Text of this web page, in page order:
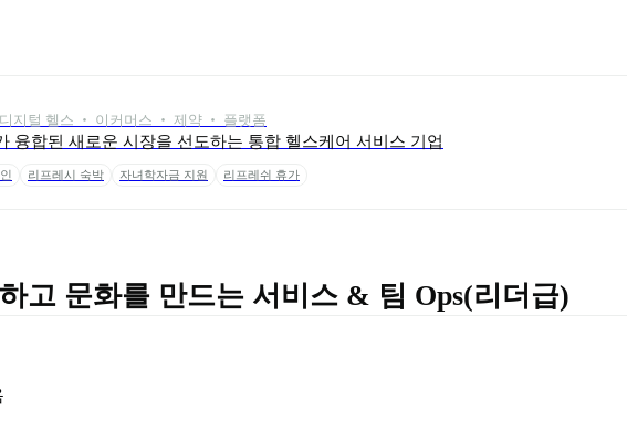
디지털 헬스 ‧ 이커머스 ‧ 제약 ‧ 플랫폼
융합된 새로운 시장을 선도하는 통합 헬스케어 서비스 기업
리프레시 숙박 자녀학자금 지원 리프레쉬 휴가
고 문화를 만드는 서비스 & 팀 Ops(리더급)